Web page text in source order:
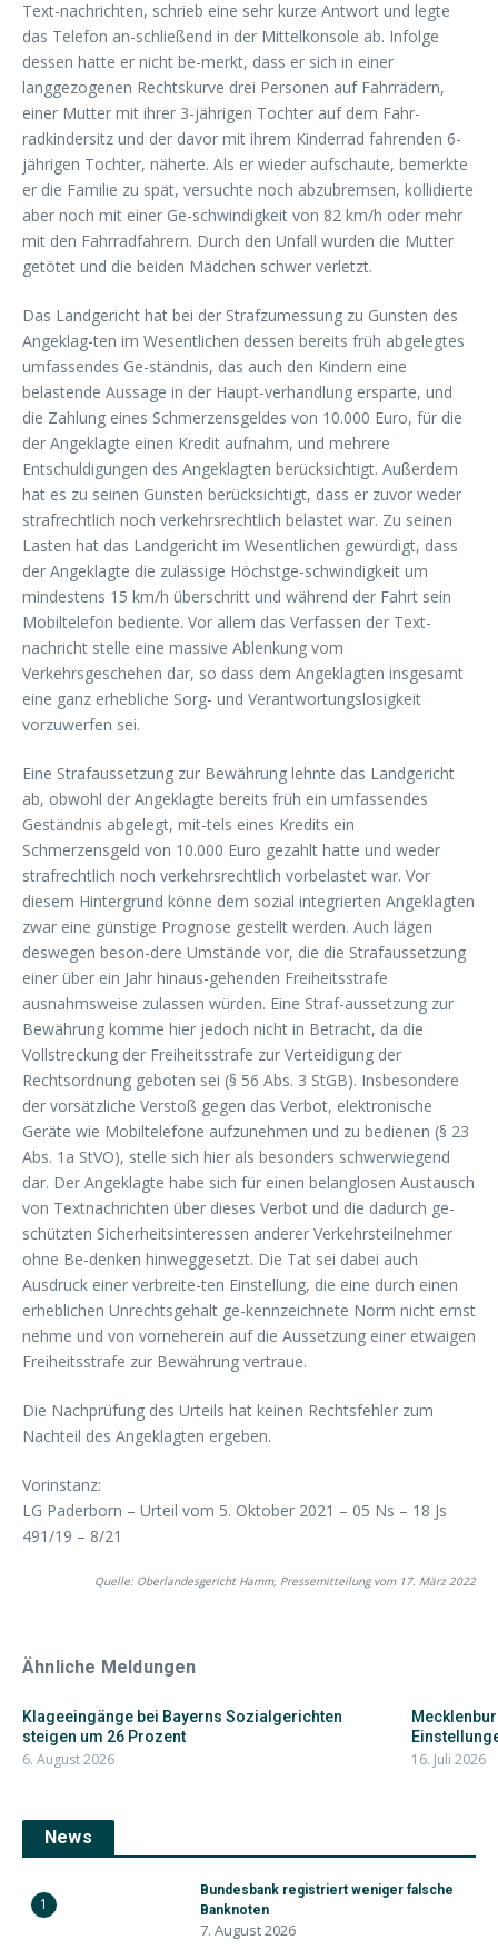
Text-nachrichten, schrieb eine sehr kurze Antwort und legte
das Telefon an-schließend in der Mittelkonsole ab. Infolge
dessen hatte er nicht be-merkt, dass er sich in einer
langgezogenen Rechtskurve drei Personen auf Fahrrädern,
einer Mutter mit ihrer 3-jährigen Tochter auf dem Fahr-
radkindersitz und der davor mit ihrem Kinderrad fahrenden 6-
jährigen Tochter, näherte. Als er wieder aufschaute, bemerkte
er die Familie zu spät, versuchte noch abzubremsen, kollidierte
aber noch mit einer Ge-schwindigkeit von 82 km/h oder mehr
mit den Fahrradfahrern. Durch den Unfall wurden die Mutter
getötet und die beiden Mädchen schwer verletzt.
Das Landgericht hat bei der Strafzumessung zu Gunsten des
Angeklag-ten im Wesentlichen dessen bereits früh abgelegtes
umfassendes Ge-ständnis, das auch den Kindern eine
belastende Aussage in der Haupt-verhandlung ersparte, und
die Zahlung eines Schmerzensgeldes von 10.000 Euro, für die
der Angeklagte einen Kredit aufnahm, und mehrere
Entschuldigungen des Angeklagten berücksichtigt. Außerdem
hat es zu seinen Gunsten berücksichtigt, dass er zuvor weder
strafrechtlich noch verkehrsrechtlich belastet war. Zu seinen
Lasten hat das Landgericht im Wesentlichen gewürdigt, dass
der Angeklagte die zulässige Höchstge-schwindigkeit um
mindestens 15 km/h überschritt und während der Fahrt sein
Mobiltelefon bediente. Vor allem das Verfassen der Text-
nachricht stelle eine massive Ablenkung vom
Verkehrsgeschehen dar, so dass dem Angeklagten insgesamt
eine ganz erhebliche Sorg- und Verantwortungslosigkeit
vorzuwerfen sei.
Eine Strafaussetzung zur Bewährung lehnte das Landgericht
ab, obwohl der Angeklagte bereits früh ein umfassendes
Geständnis abgelegt, mit-tels eines Kredits ein
Schmerzensgeld von 10.000 Euro gezahlt hatte und weder
strafrechtlich noch verkehrsrechtlich vorbelastet war. Vor
diesem Hintergrund könne dem sozial integrierten Angeklagten
zwar eine günstige Prognose gestellt werden. Auch lägen
deswegen beson-dere Umstände vor, die die Strafaussetzung
einer über ein Jahr hinaus-gehenden Freiheitsstrafe
ausnahmsweise zulassen würden. Eine Straf-aussetzung zur
Bewährung komme hier jedoch nicht in Betracht, da die
Vollstreckung der Freiheitsstrafe zur Verteidigung der
Rechtsordnung geboten sei (§ 56 Abs. 3 StGB). Insbesondere
der vorsätzliche Verstoß gegen das Verbot, elektronische
Geräte wie Mobiltelefone aufzunehmen und zu bedienen (§ 23
Abs. 1a StVO), stelle sich hier als besonders schwerwiegend
dar. Der Angeklagte habe sich für einen belanglosen Austausch
von Textnachrichten über dieses Verbot und die dadurch ge-
schützten Sicherheitsinteressen anderer Verkehrsteilnehmer
ohne Be-denken hinweggesetzt. Die Tat sei dabei auch
Ausdruck einer verbreite-ten Einstellung, die eine durch einen
erheblichen Unrechtsgehalt ge-kennzeichnete Norm nicht ernst
nehme und von vorneherein auf die Aussetzung einer etwaigen
Freiheitsstrafe zur Bewährung vertraue.
Die Nachprüfung des Urteils hat keinen Rechtsfehler zum
Nachteil des Angeklagten ergeben.
Vorinstanz:
LG Paderborn – Urteil vom 5. Oktober 2021 – 05 Ns – 18 Js
491/19 – 8/21
Quelle: Oberlandesgericht Hamm, Pressemitteilung vom 17. März 2022
Ähnliche Meldungen
Klageeingänge bei Bayerns Sozialgerichten
steigen um 26 Prozent
6. August 2026 16. Juli 2026
News
1
Bundesbank registriert weniger falsche
Banknoten
7. August 2026